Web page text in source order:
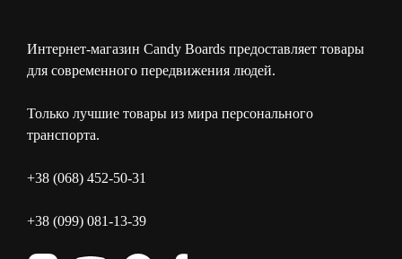
Интернет-магазин Candy Boards предоставляет товары
для современного передвижения людей.
Только лучшие товары из мира персонального
транспорта.
+38 (068) 452-50-31
+38 (099) 081-13-39